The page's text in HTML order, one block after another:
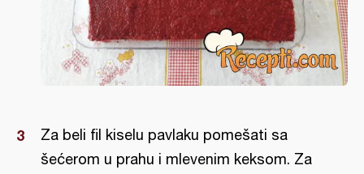
Za beli fil kiselu pavlaku pomešati sa
šećerom u prahu i mlevenim keksom. Za